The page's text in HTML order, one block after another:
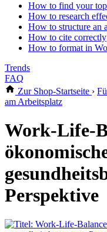
How to find your
How to research
How to structure an
How to cite correctly
How to format in
Trends
FAQ
Zur Shop-Startseite ›
am Arbeitsplatz
Work-Life-
Perspektive